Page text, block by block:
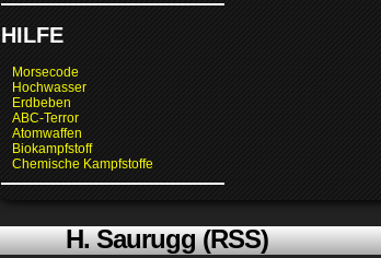
HILFE
Morsecode
Hochwasser
Erdbeben
ABC-Terror
Atomwaffen
Biokampfstoff
Chemische Kampfstoffe
H. Saurugg (RSS)